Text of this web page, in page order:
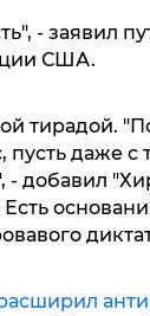
- заявил
США.
тирадой.
даже с
- добавил